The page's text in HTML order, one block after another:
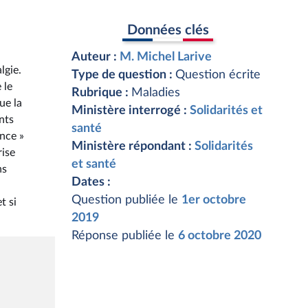
le
la
»
si
Données clés
Auteur : M. Michel Larive
Type de question : Question écrite
Rubrique : Maladies
Ministère interrogé : Solidarités et
santé
Ministère répondant : Solidarités
et santé
Dates :
Question publiée le 1er octobre
2019
Réponse publiée le 6 octobre 2020